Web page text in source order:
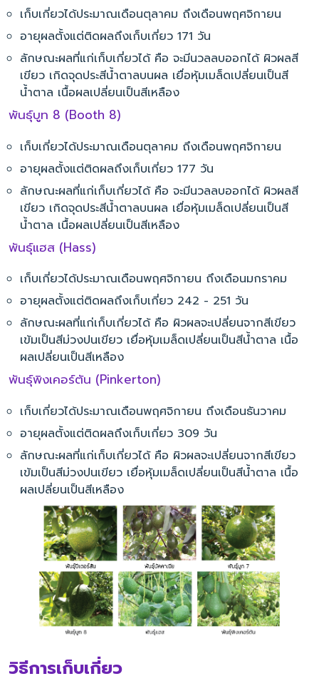
เก็บเกี่ยวได้ประมาณเดือนตุลาคม ถึงเดือนพฤศจิกายน
อายุผลตั้งแต่ติดผลถึงเก็บเกี่ยว 171 วัน
ลักษณะผลที่แก่เก็บเกี่ยวได้ คือ จะมีนวลลบออกได้ ผิวผลสี
เขียว เกิดจุดประสีน้ำตาลบนผล เยื่อหุ้มเมล็ดเปลี่ยนเป็นสี
น้ำตาล เนื้อผลเปลี่ยนเป็นสีเหลือง
พันธุ์บูท 8 (Booth 8)
เก็บเกี่ยวได้ประมาณเดือนตุลาคม ถึงเดือนพฤศจิกายน
อายุผลตั้งแต่ติดผลถึงเก็บเกี่ยว 177 วัน
ลักษณะผลที่แก่เก็บเกี่ยวได้ คือ จะมีนวลลบออกได้ ผิวผลสี
เขียว เกิดจุดประสีน้ำตาลบนผล เยื่อหุ้มเมล็ดเปลี่ยนเป็นสี
น้ำตาล เนื้อผลเปลี่ยนเป็นสีเหลือง
พันธุ์แฮส (Hass)
เก็บเกี่ยวได้ประมาณเดือนพฤศจิกายน ถึงเดือนมกราคม
อายุผลตั้งแต่ติดผลถึงเก็บเกี่ยว 242 - 251 วัน
ลักษณะผลที่แก่เก็บเกี่ยวได้ คือ ผิวผลจะเปลี่ยนจากสีเขียว
เข้มเป็นสีม่วงปนเขียว เยื่อหุ้มเมล็ดเปลี่ยนเป็นสีน้ำตาล เนื้อ
ผลเปลี่ยนเป็นสีเหลือง
พันธุ์พิงเคอร์ตัน (Pinkerton)
เก็บเกี่ยวได้ประมาณเดือนพฤศจิกายน ถึงเดือนธันวาคม
อายุผลตั้งแต่ติดผลถึงเก็บเกี่ยว 309 วัน
ลักษณะผลที่แก่เก็บเกี่ยวได้ คือ ผิวผลจะเปลี่ยนจากสีเขียว
เข้มเป็นสีม่วงปนเขียว เยื่อหุ้มเมล็ดเปลี่ยนเป็นสีน้ำตาล เนื้อ
ผลเปลี่ยนเป็นสีเหลือง
วิธีการเก็บเกี่ยว